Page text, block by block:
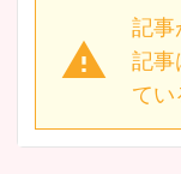
記事
記事
てい